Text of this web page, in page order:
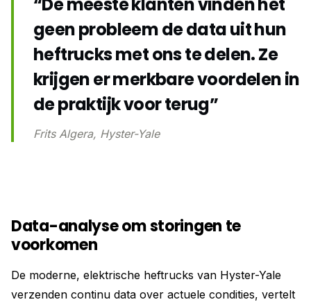
geen probleem de data uit hun
heftrucks met ons te delen. Ze
krijgen er merkbare voordelen in
de praktijk voor terug”
Frits Algera, Hyster-Yale
Data-analyse om storingen te
voorkomen
De moderne, elektrische heftrucks van Hyster-Yale
verzenden continu data over actuele condities, vertelt